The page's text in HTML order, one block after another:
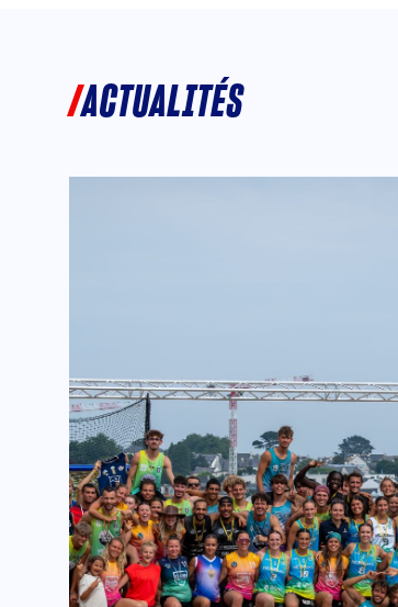
ACTUALITÉS